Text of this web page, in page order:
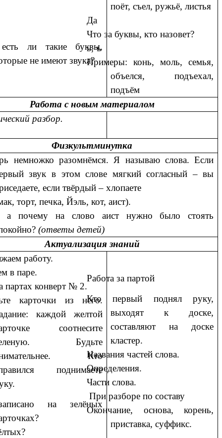
ли такие буквы,
не имеют звука?
поёт, съел, ружьё, листья
Да
Что за буквы, кто назовет?
ь, ъ
Примеры: конь, моль, семья,
объелся, подъехал,
подъём
Работа с новым материалом
разбор.
Физкультминутка
немножко разомнёмся. Я называю слова. Если
звук в этом слове мягкий согласный – вы
если твёрдый – хлопаете
торт, печка, Йэль, кот, аист).
а почему на слово аист нужно было стоять
(ответы детей)
Актуализация знаний
работу.
в паре.
партах конверт № 2.
карточки из него.
каждой желтой
соотнесите
Будьте
Кто
поднимаете
на зелёных
Работа за партой
Кто первый поднял руку,
выходят к доске,
составляют на доске
кластер.
Названия частей слова.
Определения.
Части слова.
При разборе по составу
Окончание, основа, корень,
приставка, суффикс.